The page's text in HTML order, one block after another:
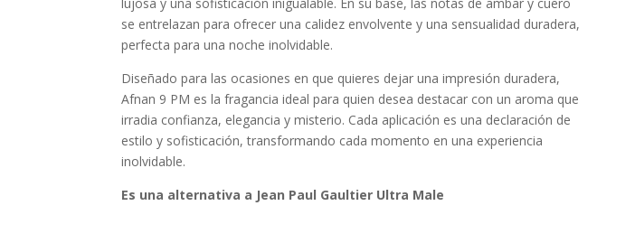
se entrelazan para ofrecer una calidez envolvente y una sensualidad duradera,
perfecta para una noche inolvidable.
Diseñado para las ocasiones en que quieres dejar una impresión duradera,
Afnan 9 PM es la fragancia ideal para quien desea destacar con un aroma que
irradia confianza, elegancia y misterio. Cada aplicación es una declaración de
estilo y sofisticación, transformando cada momento en una experiencia
inolvidable.
Es una alternativa a Jean Paul Gaultier Ultra Male